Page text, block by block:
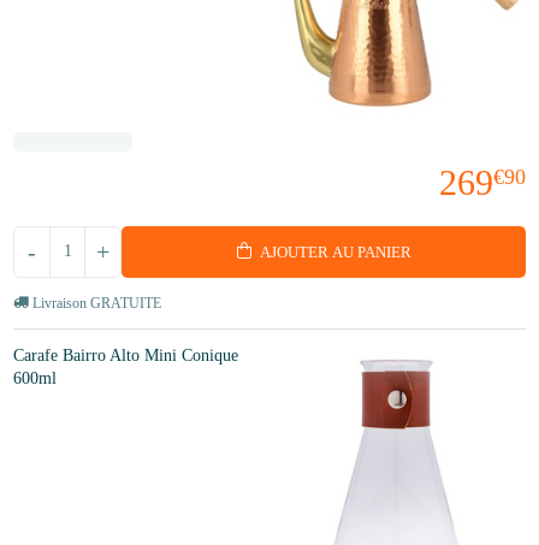
269€90
+
- AJOUTER AU PANIER
Livraison GRATUITE
Carafe Bairro Alto Mini Conique
600ml